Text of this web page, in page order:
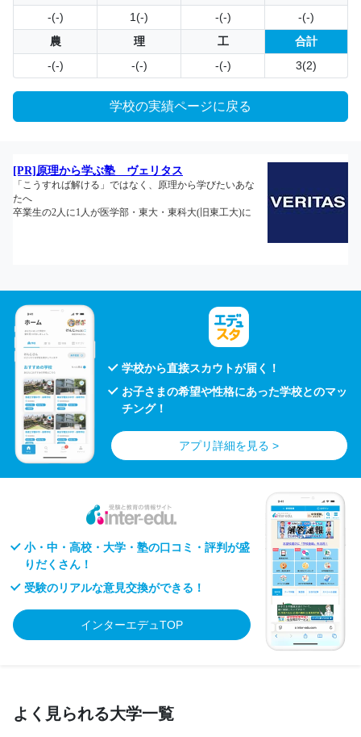
-(-)
1(-) -(-)
-(-)
農
理 工
合計
-(-)
-(-) -(-) 3(2)
学校の実績ページに戻る
学校から直接スカウトが届く！
お子さまの希望や性格にあった学校とのマッ
チング！
アプリ詳細を見る >
小・中・高校・大学・塾の口コミ・評判が盛
りだくさん！
受験のリアルな意見交換ができる！
インターエデュTOP
よく見られる大学一覧